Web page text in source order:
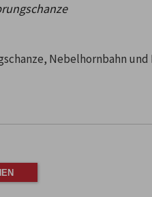
Nebelhornbahn und